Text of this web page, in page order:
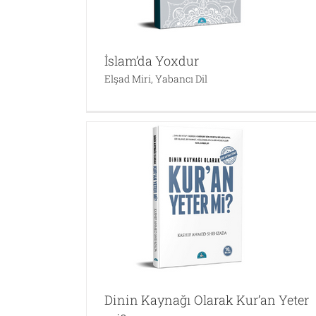
İslam’da Yoxdur
Elşad Miri, Yabancı Dil
Dinin Kaynağı Olarak Kur’an Yeter
Caner Taslaman Kitap Seti
Caner Taslaman Kitap Setleri